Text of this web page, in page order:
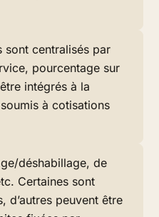
sont centralisés par
pourcentage sur
intégrés à la
à cotisations
déshabillage, de
Certaines sont
d’autres peuvent être